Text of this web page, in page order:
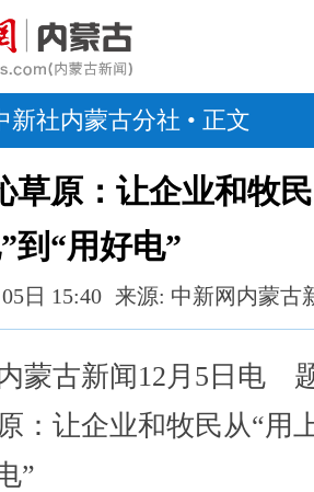
新社内蒙古分社 • 正文
草原：让企业和牧民
到“用好电”
日 15:40 来源: 中新网内蒙古
古新闻12月5日电
：让企业和牧民从“用
”